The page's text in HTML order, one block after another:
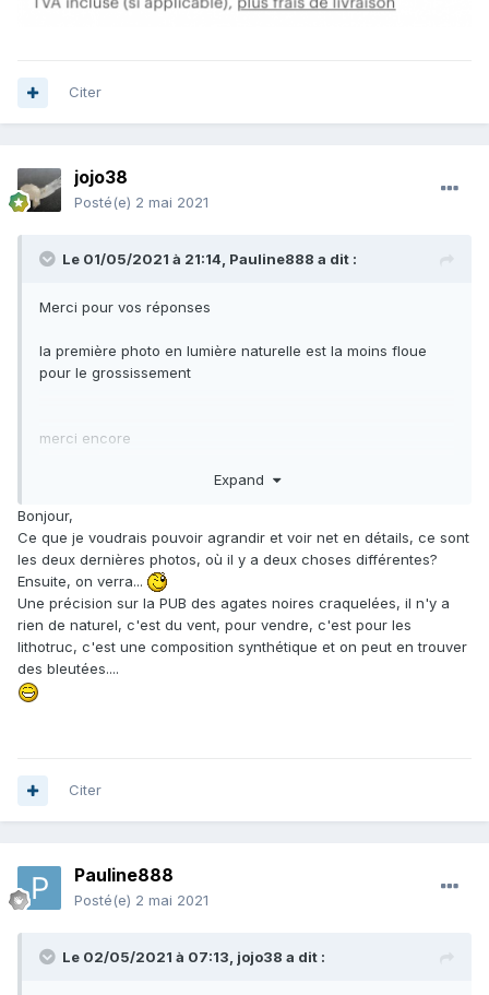
Citer
jojo38
Posté(e) 2 mai 2021
Le 01/05/2021 à 21:14, Pauline888 a dit :
Merci pour vos réponses
la première photo en lumière naturelle est la moins floue
pour le grossissement
merci encore
Expand
Bonjour,
Ce que je voudrais pouvoir agrandir et voir net en détails, ce sont
les deux dernières photos, où il y a deux choses différentes?
Ensuite, on verra...
Une précision sur la PUB des agates noires craquelées, il n'y a
rien de naturel, c'est du vent, pour vendre, c'est pour les
lithotruc, c'est une composition synthétique et on peut en trouver
des bleutées....
Citer
Pauline888
Posté(e) 2 mai 2021
Le 02/05/2021 à 07:13, jojo38 a dit :